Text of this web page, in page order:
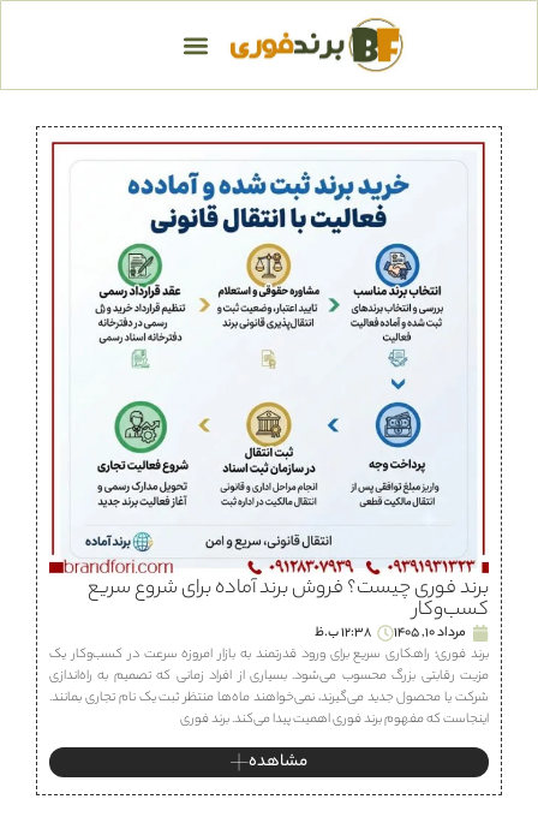
برند فوری چیست؟ فروش برند آماده برای شروع سریع
کسب‌وکار
مرداد 10, 1405
12:38 ب.ظ
برند فوری؛ راهکاری سریع برای ورود قدرتمند به بازار امروزه سرعت در کسب‌وکار یک
مزیت رقابتی بزرگ محسوب می‌شود. بسیاری از افراد زمانی که تصمیم به راه‌اندازی
شرکت یا محصول جدید می‌گیرند، نمی‌خواهند ماه‌ها منتظر ثبت یک نام تجاری بمانند.
اینجاست که مفهوم برند فوری اهمیت پیدا می‌کند. برند فوری
مشاهده